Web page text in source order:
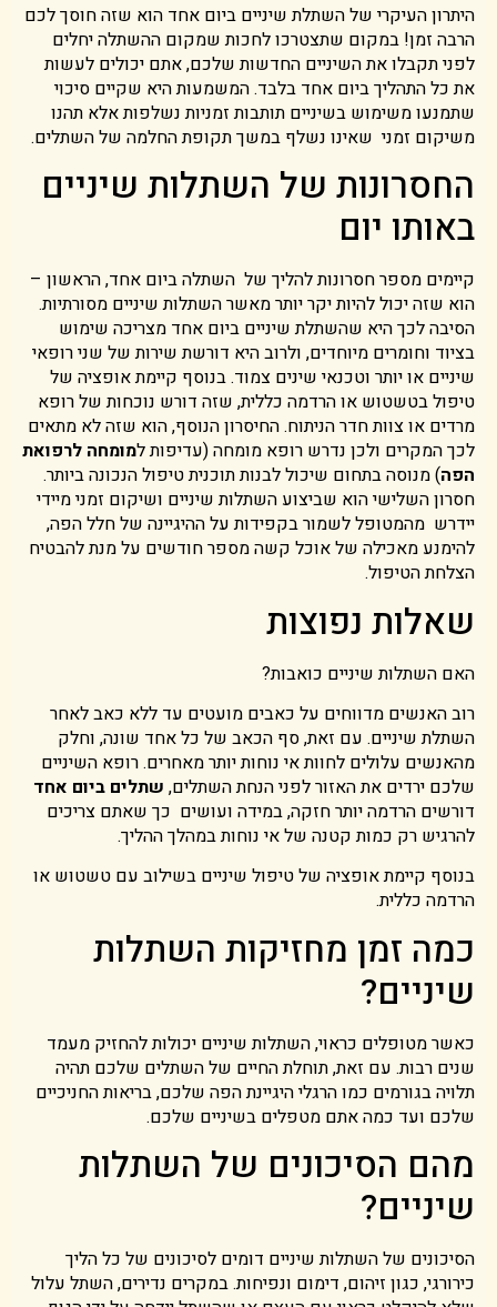
היתרון העיקרי של השתלת שיניים ביום אחד הוא שזה חוסך לכם
הרבה זמן! במקום שתצטרכו לחכות שמקום ההשתלה יחלים
לפני תקבלו את השיניים החדשות שלכם, אתם יכולים לעשות
את כל התהליך ביום אחד בלבד. המשמעות היא שקיים סיכוי
שתמנעו משימוש בשיניים תותבות זמניות נשלפות אלא תהנו
משיקום זמני שאינו נשלף במשך תקופת החלמה של השתלים.
החסרונות של השתלות שיניים
באותו יום
קיימים מספר חסרונות להליך של השתלה ביום אחד, הראשון –
הוא שזה יכול להיות יקר יותר מאשר השתלות שיניים מסורתיות.
הסיבה לכך היא שהשתלת שיניים ביום אחד מצריכה שימוש
בציוד וחומרים מיוחדים, ולרוב היא דורשת שירות של שני רופאי
שיניים או יותר וטכנאי שינים צמוד. בנוסף קיימת אופציה של
טיפול בטשטוש או הרדמה כללית, שזה דורש נוכחות של רופא
מרדים או צוות חדר הניתוח. החיסרון הנוסף, הוא שזה לא מתאים
לכך המקרים ולכן נדרש רופא מומחה (עדיפות למומחה לרפואת
הפה) מנוסה בתחום שיכול לבנות תוכנית טיפול הנכונה ביותר.
חסרון השלישי הוא שביצוע השתלות שיניים ושיקום זמני מיידי
יידרש מהמטופל לשמור בקפידות על ההיגיינה של חלל הפה,
להימנע מאכילה של אוכל קשה מספר חודשים על מנת להבטיח
הצלחת הטיפול.
שאלות נפוצות
האם השתלות שיניים כואבות?
רוב האנשים מדווחים על כאבים מועטים עד ללא כאב לאחר
השתלת שיניים. עם זאת, סף הכאב של כל אחד שונה, וחלק
מהאנשים עלולים לחוות אי נוחות יותר מאחרים. רופא השיניים
שלכם ירדים את האזור לפני הנחת השתלים, שתלים ביום אחד
דורשים הרדמה יותר חזקה, במידה ועושים כך שאתם צריכים
להרגיש רק כמות קטנה של אי נוחות במהלך ההליך.
בנוסף קיימת אופציה של טיפול שיניים בשילוב עם טשטוש או
הרדמה כללית.
כמה זמן מחזיקות השתלות
שיניים?
כאשר מטופלים כראוי, השתלות שיניים יכולות להחזיק מעמד
שנים רבות. עם זאת, תוחלת החיים של השתלים שלכם תהיה
תלויה בגורמים כמו הרגלי היגיינת הפה שלכם, בריאות החניכיים
שלכם ועד כמה אתם מטפלים בשיניים שלכם.
מהם הסיכונים של השתלות
שיניים?
הסיכונים של השתלות שיניים דומים לסיכונים של כל הליך
כירורגי, כגון זיהום, דימום ונפיחות. במקרים נדירים, השתל עלול